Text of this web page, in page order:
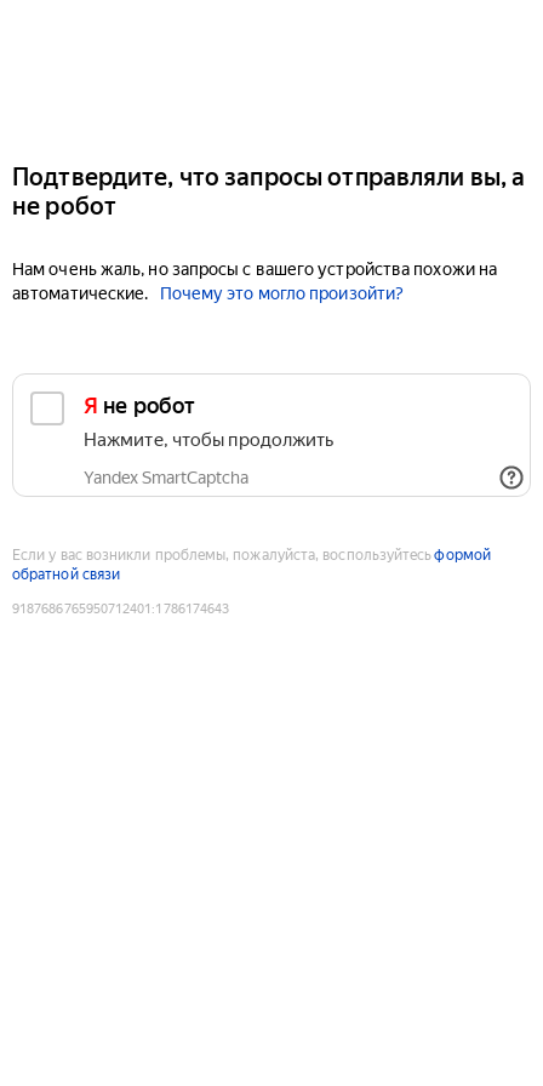
Подтвердите, что запросы отправляли вы, а
не робот
Нам очень жаль, но запросы с вашего устройства похожи на
автоматические.
Почему это могло произойти?
Я не робот
Нажмите, чтобы продолжить
Yandex SmartCaptcha
Если у вас возникли проблемы, пожалуйста, воспользуйтесьформой
обратной связи
9187686765950712401 :1786174643